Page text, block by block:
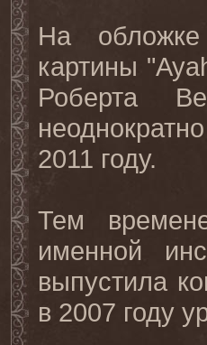
На
картины "
Роберта
2011 году.
Тем
именной
выпустила
в 2007 году